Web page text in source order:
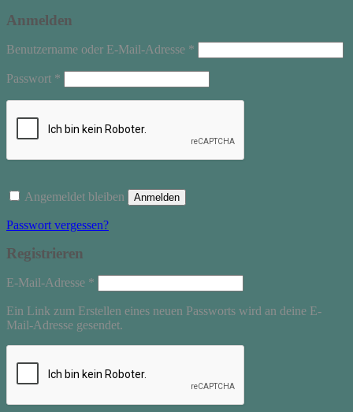
Anmelden
Benutzername oder E-Mail-Adresse *
Passwort *
Angemeldet bleiben Anmelden
Passwort vergessen?
Registrieren
E-Mail-Adresse *
Ein Link zum Erstellen eines neuen Passworts wird an deine E-
Mail-Adresse gesendet.